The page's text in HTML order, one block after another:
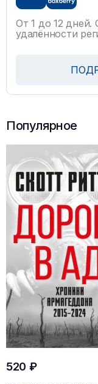
От 1 до 12 дней.
удалённости
Популярное
520 ₽